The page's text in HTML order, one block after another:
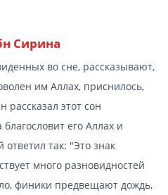
Сирина
во сне, рассказывают,
им Аллах, приснилось,
рассказал этот сон
его Аллах и
ответил так: "Это знак
много разновидностей
финики предвещают дождь,